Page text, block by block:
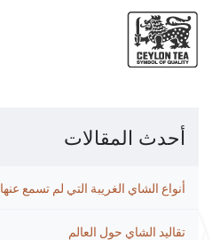
أحدث المقالات
أنواع الشاي الغريبة التي لم تسمع عنها
تقاليد الشاي حول العالم